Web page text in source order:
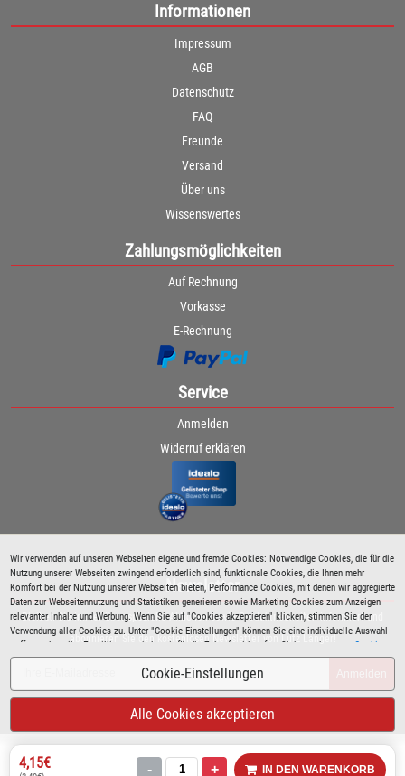
Wir verwenden auf unseren Webseiten eigene und fremde Cookies: Notwendige Cookies, die für die
Nutzung unserer Webseiten zwingend erforderlich sind, funktionale Cookies, die Ihnen mehr
Komfort bei der Nutzung unserer Webseiten bieten, Performance Cookies, mit denen wir aggregierte
Daten zur Webseitennutzung und Statistiken generieren sowie Marketing Cookies zum Anzeigen
relevanter Inhalte und Werbung. Wenn Sie auf "Cookies akzeptieren" klicken, stimmen Sie der
Verwendung aller Cookies zu. Unter "Cookie-Einstellungen" können Sie eine individuelle Auswahl
treffen und erteilte Einwilligungen jederzeit für die Zukunft widerrufen. Siehe auch unsere Cookie
Richtlinie.
Cookie-Einstellungen
Alle Cookies akzeptieren
4,15€ - + IN DEN WARENKORB
Informationen
Impressum
AGB
Datenschutz
FAQ
Freunde
Versand
Über uns
Wissenswertes
Zahlungsmöglichkeiten
Auf Rechnung
Vorkasse
E-Rechnung
Service
Anmelden
Widerruf erklären
Newsletter
Bleiben Sie immer über spezielle Aktionen sowie Produktneuheiten informiert und
abonnieren Sie den kostenlosen Newsletter von Lutz Langer!